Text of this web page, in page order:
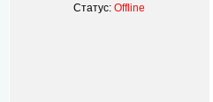
Статус:Offline